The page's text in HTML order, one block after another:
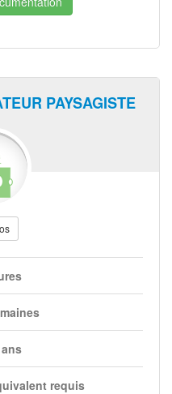
PAYSAGISTE
requis